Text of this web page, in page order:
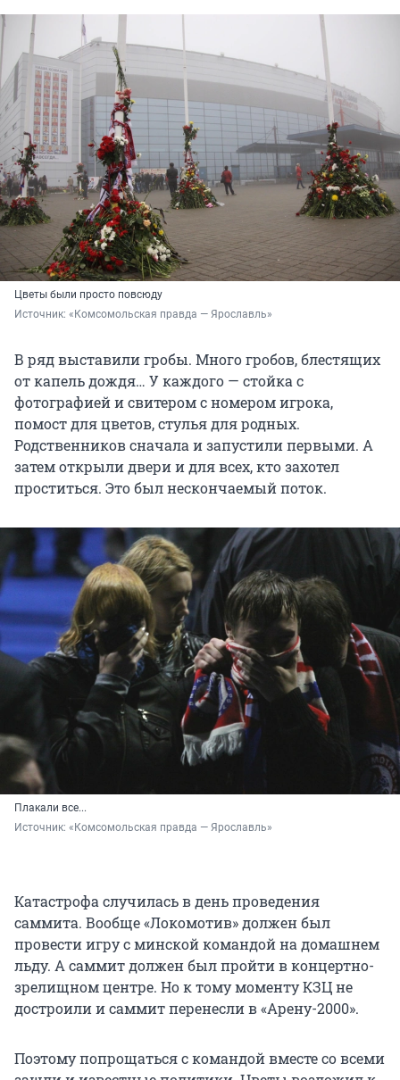
Цветы были просто повсюду
Источник: «Комсомольская правда — Ярославль»
В ряд выставили гробы. Много гробов, блестящих
от капель дождя… У каждого — стойка с
фотографией и свитером с номером игрока,
помост для цветов, стулья для родных.
Родственников сначала и запустили первыми. А
затем открыли двери и для всех, кто захотел
проститься. Это был нескончаемый поток.
Плакали все...
Источник: «Комсомольская правда — Ярославль»
Катастрофа случилась в день проведения
саммита. Вообще «Локомотив» должен был
провести игру с минской командой на домашнем
льду. А саммит должен был пройти в концертно-
зрелищном центре. Но к тому моменту КЗЦ не
достроили и саммит перенесли в «Арену-2000».
Поэтому попрощаться с командой вместе со всеми